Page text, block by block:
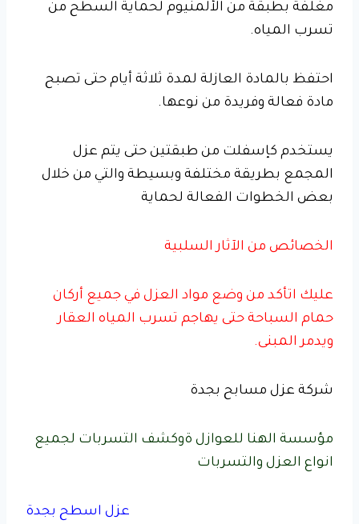
مغلفة بطبقة من الألمنيوم لحماية السطح من
تسرب المياه.
احتفظ بالمادة العازلة لمدة ثلاثة أيام حتى تصبح
مادة فعالة وفريدة من نوعها.
يستخدم كإسفلت من طبقتين حتى يتم عزل
المجمع بطريقة مختلفة وبسيطة والتي من خلال
بعض الخطوات الفعالة لحماية
الخصائص من الآثار السلبية
عليك اتأكد من وضع مواد العزل في جميع أركان
حمام السباحة حتى يهاجم تسرب المياه العقار
ويدمر المبنى.
شركة عزل مسابح بجدة
مؤسسة الهنا للعوازل ةوكشف التسربات لجميع
انواع العزل والتسربات
عزل اسطح بجدة